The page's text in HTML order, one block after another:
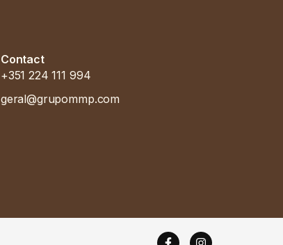
Contact
+351 224 111 994
geral@grupommp.com